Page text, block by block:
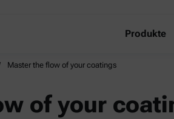
Produkte
Master the flow of your coatings
of your